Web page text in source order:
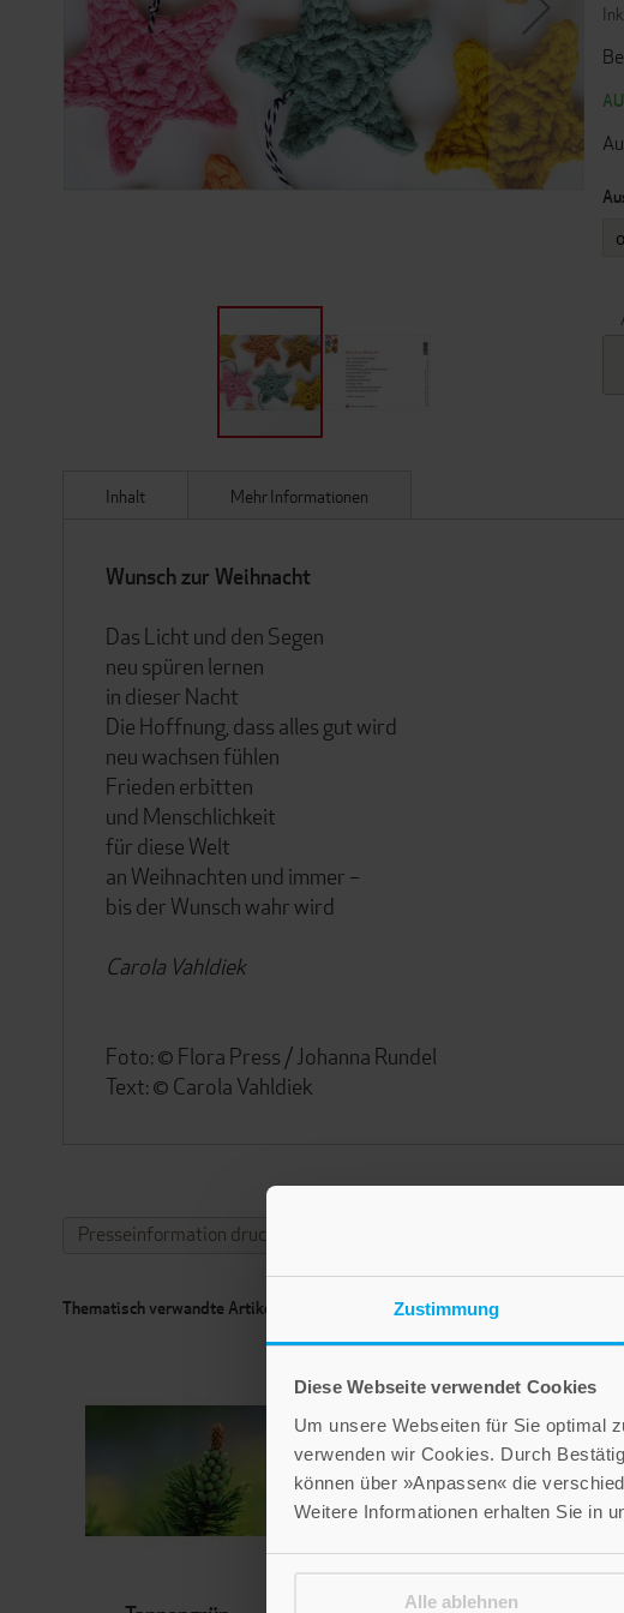
Zustimmung
Diese Webseite verwendet Cookies
Um unsere Webseiten für Sie optimal
verwenden wir Cookies. Durch
können über »Anpassen« die
Weitere Informationen erhalten Sie in
Alle ablehnen
DER
Inhalt
Wunsch zur Weihnacht
Das Licht und den Segen
neu spüren lernen
in dieser Nacht
Die Hoffnung, dass alles gut wird
neu wachsen fühlen
Frieden erbitten
und Menschlichkeit
für diese Welt
an Weihnachten und immer –
bis der Wunsch wahr wird
Carola Vahldiek
Foto: © Flora Press / Johanna Rundel
Text: © Carola Vahldiek
Mehr Informationen
Presseinformation drucken
Thematisch verwandte Artikel